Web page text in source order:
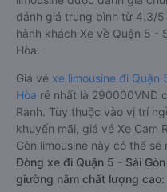
đánh giá trung bình từ 4.3/
hành khách Xe về Quận 5 -
Hòa.
Giá vé xe limousine đi Quận
Hòa rẻ nhất là 290000VND
Ranh. Tùy thuộc vào vị trí
khuyến mãi, giá vé Xe Cam
Gòn limousine này có thể sẽ
Dòng xe đi Quận 5 - Sài
giường nằm chất lượng